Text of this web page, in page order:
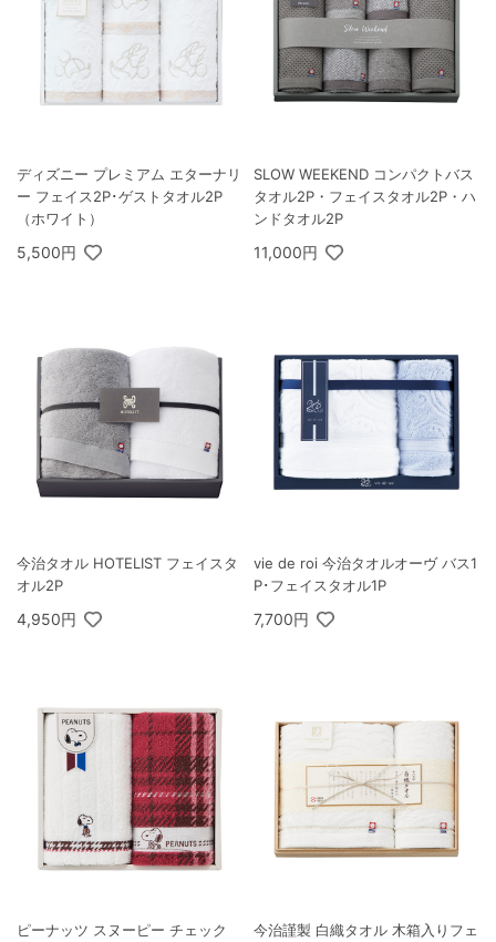
ディズニー プレミアム エターナリ
ー フェイス2P･ゲストタオル2P
（ホワイト）
5,500円
SLOW WEEKEND コンパクトバス
タオル2P・フェイスタオル2P・ハ
ンドタオル2P
11,000円
今治タオル HOTELIST フェイスタ
オル2P
4,950円
vie de roi 今治タオルオーヴ バス1
P･フェイスタオル1P
7,700円
ピーナッツ スヌーピー チェック
今治謹製 白織タオル 木箱入りフェ